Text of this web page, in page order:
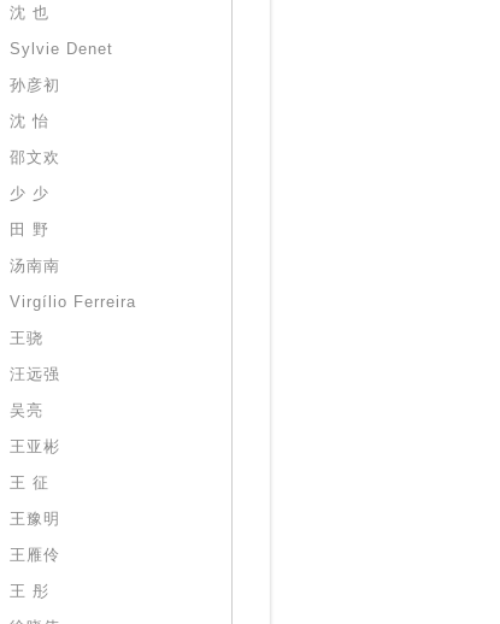
沈 也
Sylvie Denet
孙彦初
沈 怡
邵文欢
少 少
田 野
汤南南
Virgílio Ferreira
王骁
汪远强
吴亮
王亚彬
王 征
王豫明
王雁伶
王 彤